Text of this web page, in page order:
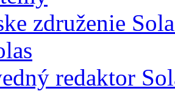
združenie
redaktor